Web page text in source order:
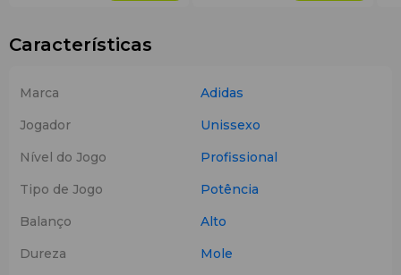
Características
Marca
Adidas
Jogador
Unissexo
Nível do Jogo
Profissional
Tipo de Jogo
Potência
Balanço
Alto
Dureza
Mole